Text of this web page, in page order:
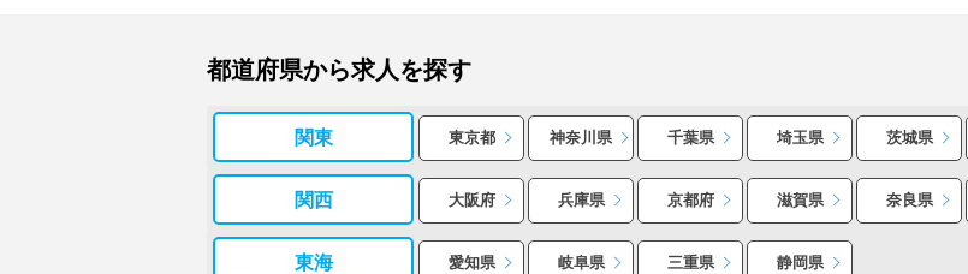
都道府県から求人を探す
関東 東京都 神奈川県 千葉県 埼玉県 茨城県
関西 大阪府 兵庫県 京都府 滋賀県 奈良県
東海 愛知県 岐阜県 三重県 静岡県